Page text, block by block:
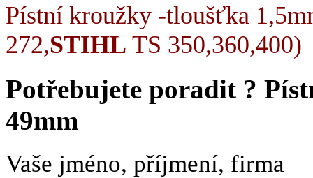
Pístní kroužky -tloušťka
272,STIHL TS 350,360,400)
Potřebujete poradit ?
49mm
Vaše jméno, příjmení, firma